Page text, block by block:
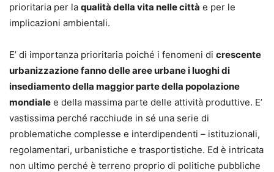
prioritaria per la qualità della vita nelle città e per le
implicazioni ambientali.
E’ di importanza prioritaria poiché i fenomeni di crescente
urbanizzazione fanno delle aree urbane i luoghi di
insediamento della maggior parte della popolazione
mondiale e della massima parte delle attività produttive. E’
vastissima perché racchiude in sé una serie di
problematiche complesse e interdipendenti – istituzionali,
regolamentari, urbanistiche e trasportistiche. Ed è intricata
non ultimo perché è terreno proprio di politiche pubbliche